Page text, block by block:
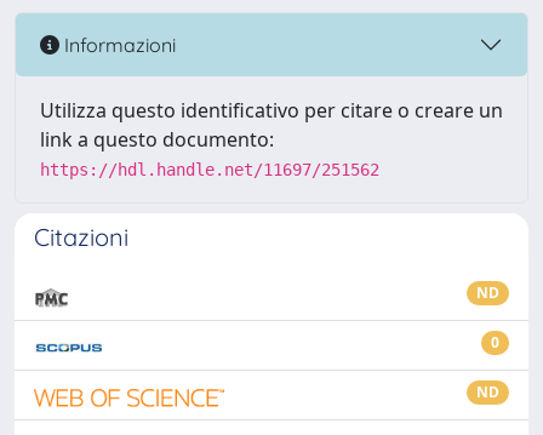
Informazioni
Utilizza questo identificativo per citare o creare un
link a questo documento:
https://hdl.handle.net/11697/251562
Citazioni
ND
0
ND